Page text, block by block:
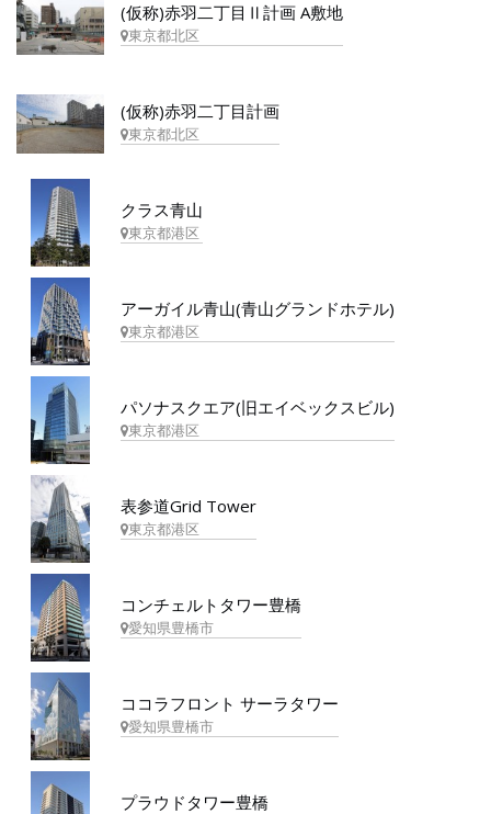
(仮称)赤羽二丁目Ⅱ計画 A敷地
東京都北区
(仮称)赤羽二丁目計画
東京都北区
クラス青山
東京都港区
アーガイル青山(青山グランドホテル)
東京都港区
パソナスクエア(旧エイベックスビル)
東京都港区
表参道Grid Tower
東京都港区
コンチェルトタワー豊橋
愛知県豊橋市
ココラフロント サーラタワー
愛知県豊橋市
プラウドタワー豊橋